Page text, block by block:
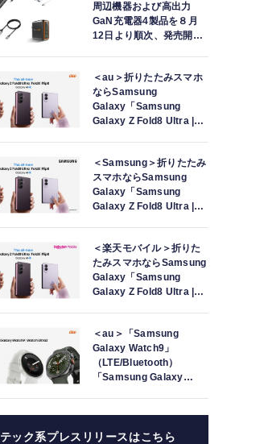
周辺機器および高出力
GaN充電器4製品を８月
12日より順次、発売開
＜au＞折りたたみスマホ
ならSamsung
Galaxy「Samsung
Galaxy Z Fold8 Ultra |
＜Samsung＞折りたたみ
スマホならSamsung
Galaxy「Samsung
Galaxy Z Fold8 Ultra |
＜楽天モバイル＞折りた
たみスマホならSamsung
Galaxy「Samsung
Galaxy Z Fold8 Ultra |
＜au＞「Samsung
Galaxy Watch9」
（LTE/Bluetooth）
「Samsung Galaxy
テック系プレスリリースはこちら